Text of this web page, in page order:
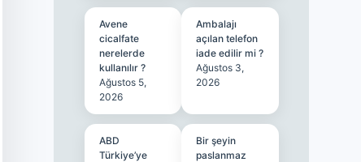
Avene
cicalfate
nerelerde
kullanılır ?
Ağustos 5,
2026
Ambalajı
açılan telefon
iade edilir mi ?
Ağustos 3,
2026
ABD
Türkiye’ye
Bir şeyin
paslanmaz